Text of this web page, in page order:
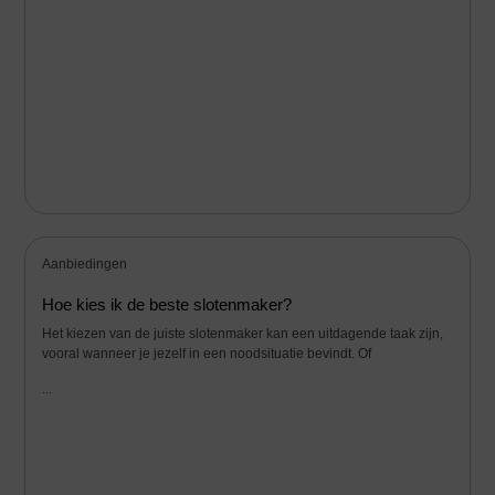
Aanbiedingen
Hoe kies ik de beste slotenmaker?
Het kiezen van de juiste slotenmaker kan een uitdagende taak zijn,
vooral wanneer je jezelf in een noodsituatie bevindt. Of
...